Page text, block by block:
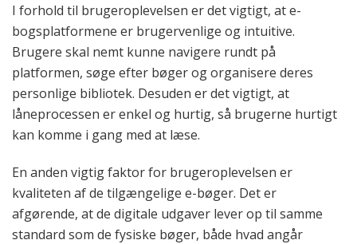
I forhold til brugeroplevelsen er det vigtigt, at e-
bogsplatformene er brugervenlige og intuitive.
Brugere skal nemt kunne navigere rundt på
platformen, søge efter bøger og organisere deres
personlige bibliotek. Desuden er det vigtigt, at
låneprocessen er enkel og hurtig, så brugerne hurtigt
kan komme i gang med at læse.
En anden vigtig faktor for brugeroplevelsen er
kvaliteten af de tilgængelige e-bøger. Det er
afgørende, at de digitale udgaver lever op til samme
standard som de fysiske bøger, både hvad angår